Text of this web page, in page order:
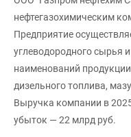
нефтегазохимическим
Предприятие
углеводородного сырья
наименований
дизельного топлива,
Выручка компании в
убыток — 22 млрд руб.